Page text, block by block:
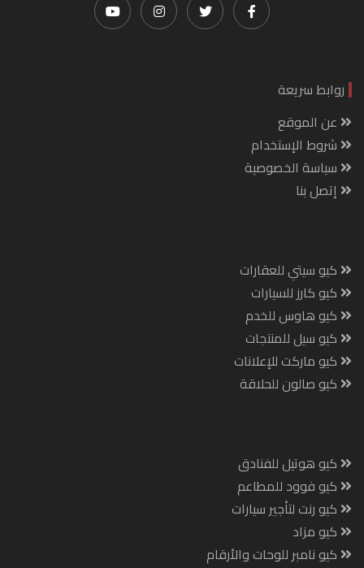
روابط سريعة
عن الموقع
شروط الإستخدام
سياسة الخصوصية
إتصل بنا
كيو سيتي للعقارات
كيو كارز للسيارات
كيو هاوس للخدم
كيو سيل للمنتجات
كيو ماركت للإعلانات
كيو صالون للحلاقة
كيو هوتيل للفنادق
كيو فوود للمطاعم
كيو رنت لتأجير سيارات
كيو مزاد
كيو نامبر للوحات والأرقام